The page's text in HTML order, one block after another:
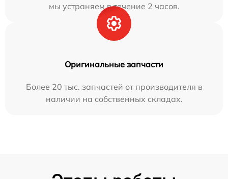
мы устраняем в течение 2 часов.
Оригинальные запчасти
Более 20 тыс. запчастей от производителя в
наличии на собственных складах.